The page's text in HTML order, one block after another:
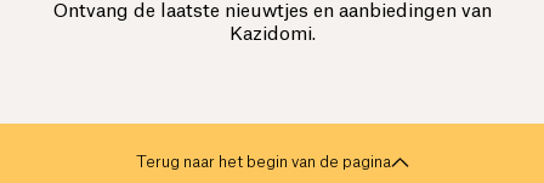
Ontvang de laatste nieuwtjes en aanbiedingen van
Kazidomi.
Terug naar het begin van de pagina